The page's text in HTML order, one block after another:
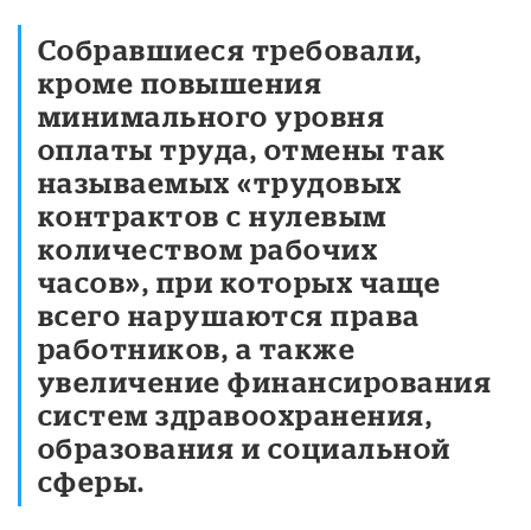
Собравшиеся требовали,
кроме повышения
минимального уровня
оплаты труда, отмены так
называемых «трудовых
контрактов с нулевым
количеством рабочих
часов», при которых чаще
всего нарушаются права
работников, а также
увеличение финансирования
систем здравоохранения,
образования и социальной
сферы.